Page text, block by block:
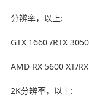
分辨率，以上:
GTX 1660 /RTX 3050
AMD RX 5600 XT/
2K分辨率，以上: